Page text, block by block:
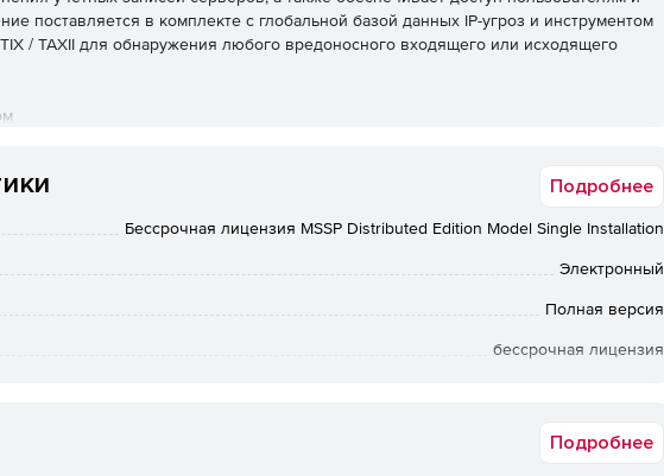
поставляется в комплекте с глобальной базой данных IP-угроз и инструментом
/ TAXII для обнаружения любого вредоносного входящего или исходящего
настраиваемый анализ журналов, полный анализ журналов с отчетами и
выполнять аудит всех важных серверов приложений. Его мощный
все важные сетевые устройства, такие как межсетевые экраны,
Подробнее
Бессрочная лицензия MSSP Distributed Edition Model Single Installation
Электронный
Полная версия
бессрочная лицензия
Подробнее